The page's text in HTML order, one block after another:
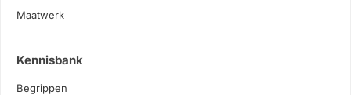
Maatwerk
Kennisbank
Begrippen